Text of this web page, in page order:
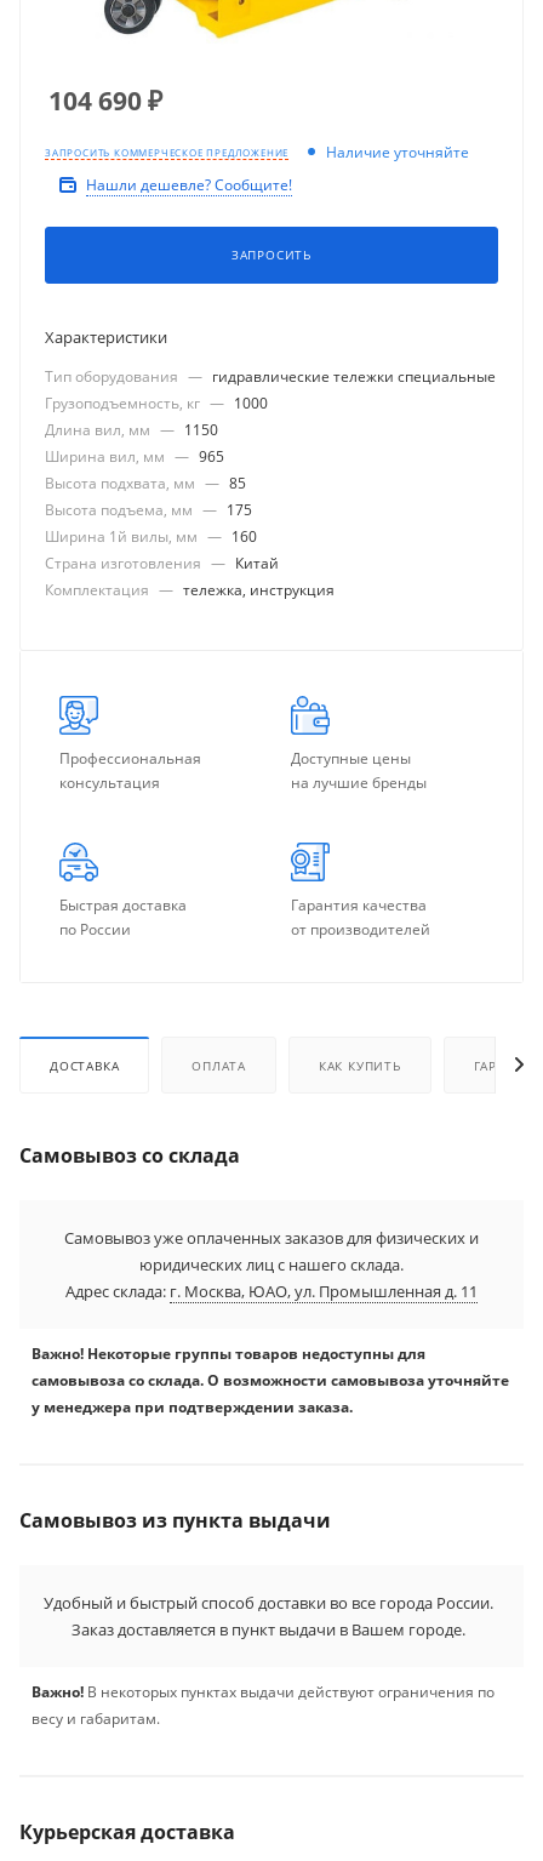
104 690₽
ЗАПРОСИТЬ КОММЕРЧЕСКОЕ ПРЕДЛОЖЕНИЕ
Наличие уточняйте
Нашли дешевле? Сообщите!
ЗАПРОСИТЬ
Характеристики
Тип оборудования — гидравлические тележки специальные
Грузоподъемность, кг — 1000
Длина вил, мм — 1150
Ширина вил, мм — 965
Высота подхвата, мм — 85
Высота подъема, мм — 175
Ширина 1й вилы, мм — 160
Страна изготовления — Китай
Комплектация — тележка, инструкция
Профессиональная
консультация
Доступные цены
на лучшие бренды
Быстрая доставка
по России
Гарантия качества
от производителей
ДОСТАВКА ОПЛАТА КАК КУПИТЬ ГАРАНТИЯ
Самовывоз со cклада
Самовывоз уже оплаченных заказов для физических и
юридических лиц с нашего склада.
Адрес склада: г. Москва, ЮАО, ул. Промышленная д. 11
Важно! Некоторые группы товаров недоступны для
самовывоза со склада. О возможности самовывоза уточняйте
у менеджера при подтверждении заказа.
Самовывоз из пункта выдачи
Удобный и быстрый способ доставки во все города России.
Заказ доставляется в пункт выдачи в Вашем городе.
Важно! В некоторых пунктах выдачи действуют ограничения по
весу и габаритам.
Курьерская доставка